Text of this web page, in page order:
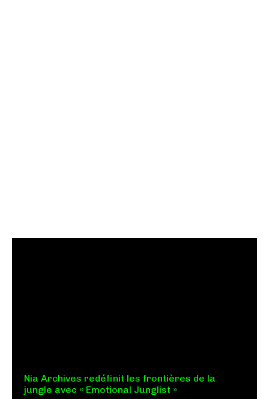
Nia Archives redéfinit les frontières de la
jungle avec « Emotional Junglist »